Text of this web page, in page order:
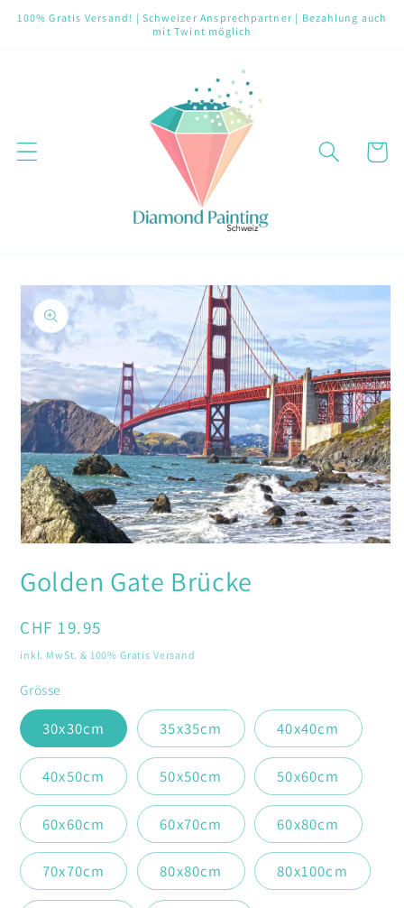
zum
100% Gratis Versand! | Schweizer Ansprechpartner | Bezahlung auch
mit Twint möglich
in
Modal
Golden Gate Brücke
Normaler
Preis
CHF 19.95
inkl. MwSt. & 100% Gratis Versand
Grösse
30x30cm 35x35cm 40x40cm
40x50cm 50x50cm 50x60cm
60x60cm 60x70cm 60x80cm
70x70cm 80x80cm 80x100cm